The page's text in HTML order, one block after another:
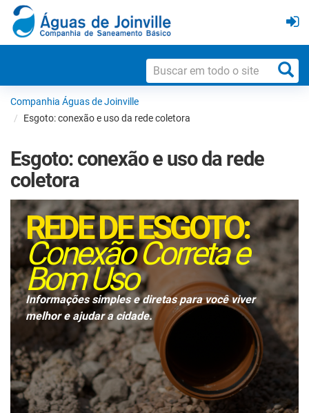
Companhia Águas de Joinville
Esgoto: conexão e uso da rede coletora
Esgoto: conexão e uso da rede
coletora
REDE DE ESGOTO:
Conexão Correta e
Bom Uso
Informações simples e diretas para você viver
melhor e ajudar a cidade.